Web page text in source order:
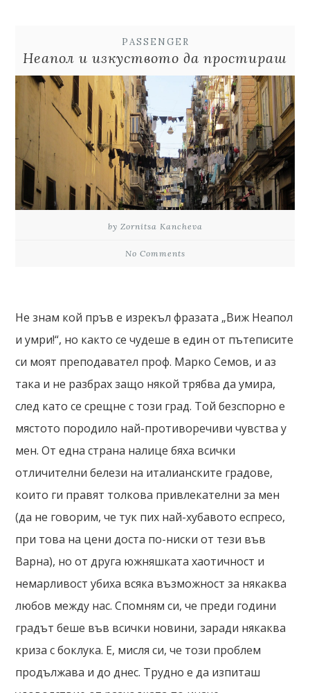
PASSENGER
Неапол и изкуството да простираш
by Zornitsa Kancheva
No Comments
Не знам кой пръв е изрекъл фразата „Виж Неапол
и умри!“, но както се чудеше в един от пътеписите
си моят преподавател проф. Марко Семов, и аз
така и не разбрах защо някой трябва да умира,
след като се срещне с този град. Той безспорно е
мястото породило най-противоречиви чувства у
мен. От една страна налице бяха всички
отличителни белези на италианските градове,
които ги правят толкова привлекателни за мен
(да не говорим, че тук пих най-хубавото еспресо,
при това на цени доста по-ниски от тези във
Варна), но от друга южняшката хаотичност и
немарливост убиха всяка възможност за някаква
любов между нас. Спомням си, че преди години
градът беше във всички новини, заради някаква
криза с боклука. Е, мисля си, че този проблем
продължава и до днес. Трудно е да изпиташ